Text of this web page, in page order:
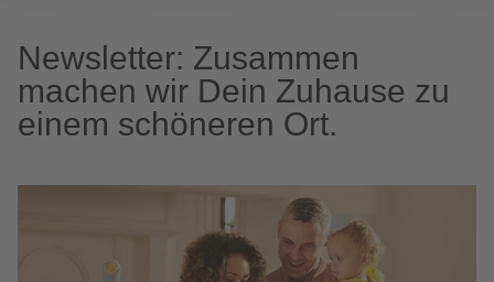
Newsletter: Zusammen
machen wir Dein Zuhause zu
einem schöneren Ort.